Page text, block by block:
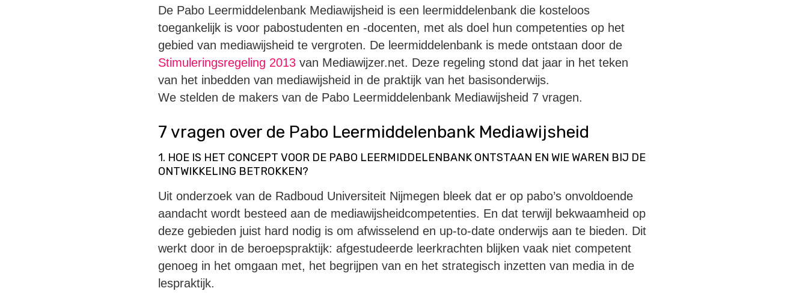
De Pabo Leermiddelenbank Mediawijsheid is een leermiddelenbank die kosteloos
toegankelijk is voor pabostudenten en -docenten, met als doel hun competenties op het
gebied van mediawijsheid te vergroten. De leermiddelenbank is mede ontstaan door de
Stimuleringsregeling 2013van Mediawijzer.net. Deze regeling stond dat jaar in het teken
van het inbedden van mediawijsheid in de praktijk van het basisonderwijs.
We stelden de makers van de Pabo Leermiddelenbank Mediawijsheid 7 vragen.
7 vragen over de Pabo Leermiddelenbank Mediawijsheid
1. HOE IS HET CONCEPT VOOR DE PABO LEERMIDDELENBANK ONTSTAAN EN WIE WAREN BIJ DE
ONTWIKKELING BETROKKEN?
Uit onderzoek van de Radboud Universiteit Nijmegen bleek dat er op pabo’s onvoldoende
aandacht wordt besteed aan de mediawijsheidcompetenties. En dat terwijl bekwaamheid op
deze gebieden juist hard nodig is om afwisselend en up-to-date onderwijs aan te bieden. Dit
werkt door in de beroepspraktijk: afgestudeerde leerkrachten blijken vaak niet competent
genoeg in het omgaan met, het begrijpen van en het strategisch inzetten van media in de
lespraktijk.